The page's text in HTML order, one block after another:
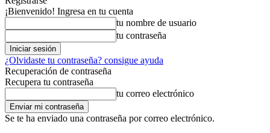
¡Bienvenido! Ingresa en tu cuenta
tu nombre de usuario
tu contraseña
¿Olvidaste tu contraseña? consigue ayuda
Recuperación de contraseña
Recupera tu contraseña
tu correo electrónico
Se te ha enviado una contraseña por correo electrónico.